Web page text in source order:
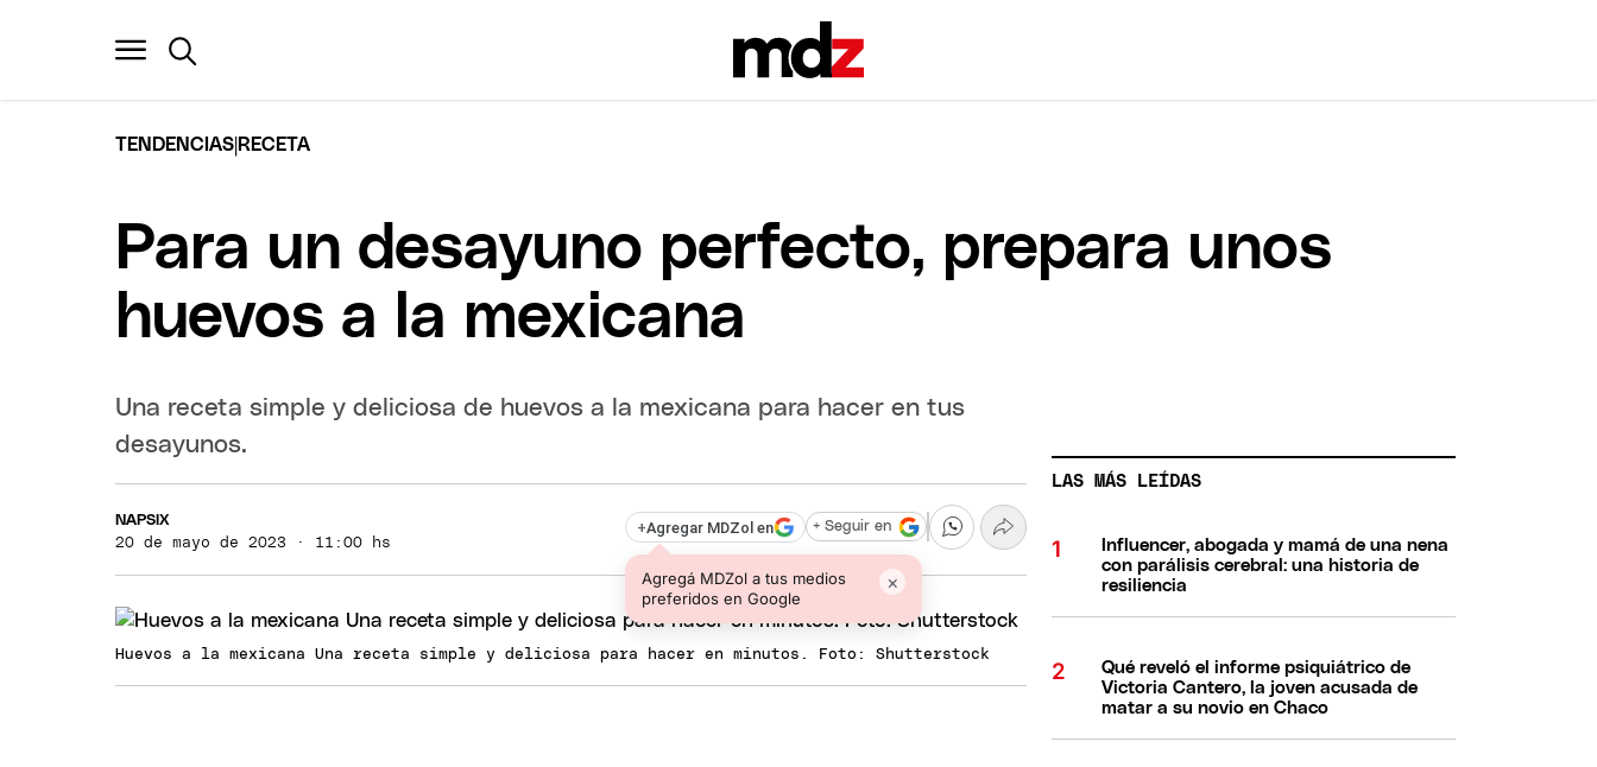
TENDENCIAS RECETA
Para un desayuno perfecto, prepara unos
huevos a la mexicana
Una receta simple y deliciosa de huevos a la mexicana para hacer en tus
desayunos.
NAPSIX
20 de mayo de 2023 · 11:00 hs
+Agregar MDZol en
Agregá MDZol a tus medios
preferidos en Google
×
+ Seguir en
Huevos a la mexicana Una receta simple y deliciosa para hacer en minutos. Foto: Shutterstock
LAS MÁS LEÍDAS
Influencer, abogada y mamá de una nena
con parálisis cerebral: una historia de
resiliencia
Qué reveló el informe psiquiátrico de
Victoria Cantero, la joven acusada de
matar a su novio en Chaco